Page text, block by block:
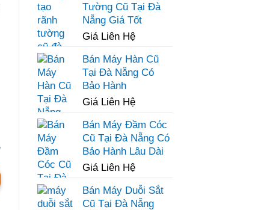
Tường Cũ Tại Đà
Nẵng Giá Tốt
Giá Liên Hệ
Bán Máy Hàn Cũ
Tại Đà Nẵng Có
Bảo Hành
Giá Liên Hệ
Bán Máy Đầm Cóc
Cũ Tại Đà Nẵng Có
Bảo Hành Lâu Dài
Giá Liên Hệ
Bán Máy Duỗi Sắt
Cũ Tại Đà Nẵng